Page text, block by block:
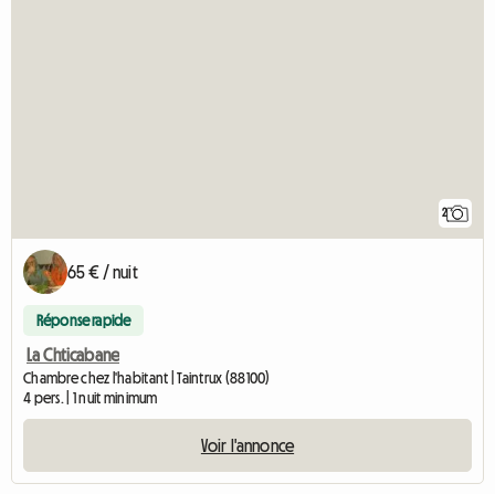
2
65 € / nuit
Réponse rapide
La Chticabane
Chambre chez l'habitant | Taintrux (88100)
4 pers. | 1 nuit minimum
Voir l'annonce